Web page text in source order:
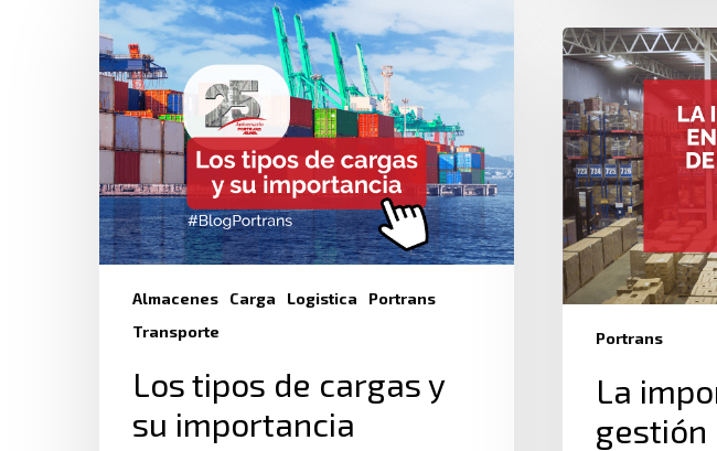
Almacenes Carga Logistica
Portrans
Transporte
Los tipos de cargas y
su importancia
Portrans
La
gestión